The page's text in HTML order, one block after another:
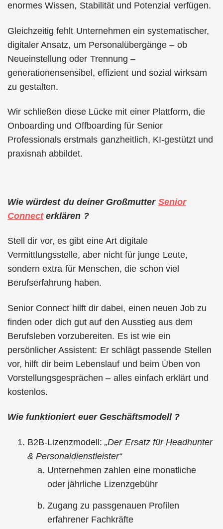
enormes Wissen, Stabilität und Potenzial verfügen.
Gleichzeitig fehlt Unternehmen ein systematischer,
digitaler Ansatz, um Personalübergänge – ob
Neueinstellung oder Trennung –
generationensensibel, effizient und sozial wirksam
zu gestalten.
Wir schließen diese Lücke mit einer Plattform, die
Onboarding und Offboarding für Senior
Professionals erstmals ganzheitlich, KI-gestützt und
praxisnah abbildet.
Wie würdest du deiner Großmutter Senior
Connecterklären ?
Stell dir vor, es gibt eine Art digitale
Vermittlungsstelle, aber nicht für junge Leute,
sondern extra für Menschen, die schon viel
Berufserfahrung haben.
Senior Connect hilft dir dabei, einen neuen Job zu
finden oder dich gut auf den Ausstieg aus dem
Berufsleben vorzubereiten. Es ist wie ein
persönlicher Assistent: Er schlägt passende Stellen
vor, hilft dir beim Lebenslauf und beim Üben von
Vorstellungsgesprächen – alles einfach erklärt und
kostenlos.
Wie funktioniert euer Geschäftsmodell ?
B2B-Lizenzmodell:„Der Ersatz für Headhunter
& Personaldienstleister“
Unternehmen zahlen eine monatliche
oder jährliche Lizenzgebühr
Zugang zu passgenauen Profilen
erfahrener Fachkräfte